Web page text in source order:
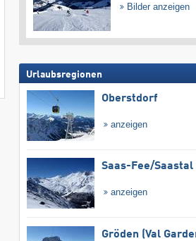
Bilder anzeigen
Urlaubsregionen
Oberstdorf
anzeigen
Saas-Fee/​Saastal
anzeigen
Gröden (Val